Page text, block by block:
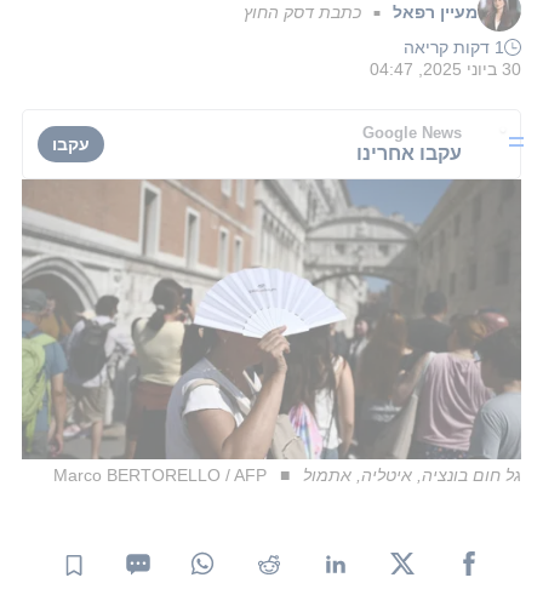
מעיין רפאל ■ כתבת דסק החוץ
1 דקות קריאה
30 ביוני 2025, 04:47
Google News
עקבו אחרינו עקבו
גל חום בונציה, איטליה, אתמול Marco BERTORELLO / AFP